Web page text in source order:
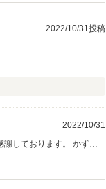
2022/10/31投稿
2022/10/31
しております。 かずぽ